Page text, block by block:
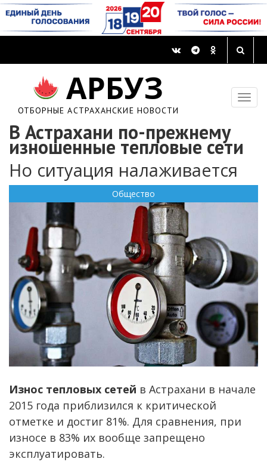
АРБУЗ
ОТБОРНЫЕ АСТРАХАНСКИЕ НОВОСТИ
В Астрахани по-прежнему
изношенные тепловые сети
Но ситуация налаживается
Общество
Износ тепловых сетей в Астрахани в начале
2015 года приблизился к критической
отметке и достиг 81%. Для сравнения, при
износе в 83% их вообще запрещено
эксплуатировать.